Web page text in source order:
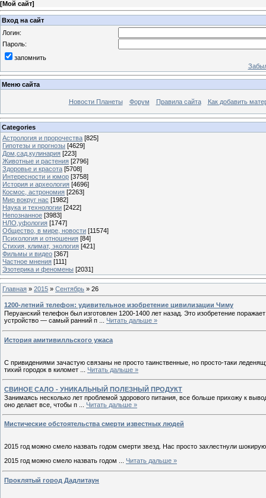
[Мой сайт]
Вход на сайт
Логин:
Пароль:
запомнить
Меню сайта
Новости Планеты Форум Правила сайта Как добавить
Categories
Астрология и пророчества [825]
Гипотезы и прогнозы [4629]
Дом,сад,кулинария [223]
Животные и растения [2796]
Здоровье и красота [5708]
Интересности и юмор [3758]
История и археология [4696]
Космос, астрономия [2263]
Мир вокруг нас [1982]
Наука и технологии [2422]
Непознанное [3983]
НЛО,уфология [1747]
Общество, в мире, новости [11574]
Психология и отношения [84]
Стихия, климат, экология [421]
Фильмы и видео [367]
Частное мнения [111]
Эзотерика и феномены [2031]
Главная » 2015 » Сентябрь » 26
1200-летний телефон: удивительное изобретение цивилизации Чиму
Перуанский телефон был изготовлен 1200-1400 лет назад. Это изобретение
устройство ― самый ранний п
Читать дальше »
История амитивилльского ужаса
С привидениями зачастую связаны не просто таинственные, но просто-таки
тихий городок в километ
Читать дальше »
СВИНОЕ САЛО - УНИКАЛЬНЫЙ ПОЛЕЗНЫЙ ПРОДУКТ
Занимаясь несколько лет проблемой здорового питания, все больше прихожу к
оно делает все, чтобы п
Читать дальше »
Мистические обстоятельства смерти известных людей
2015 год можно смело назвать годом смерти звезд. Нас просто захлестнули
2015 год можно смело назвать годом
Читать дальше »
Проклятый город Дадлитаун